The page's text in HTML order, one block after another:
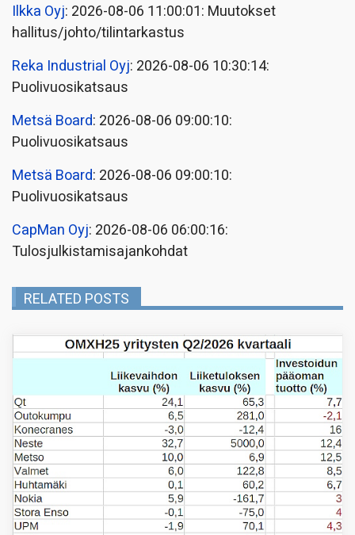
Ilkka Oyj: 2026-08-06 11:00:01: Muutokset
hallitus/johto/tilintarkastus
Reka Industrial Oyj: 2026-08-06 10:30:14:
Puolivuosikatsaus
Metsä Board: 2026-08-06 09:00:10:
Puolivuosikatsaus
Metsä Board: 2026-08-06 09:00:10:
Puolivuosikatsaus
CapMan Oyj: 2026-08-06 06:00:16:
Tulosjulkistamisajankohdat
RELATED POSTS